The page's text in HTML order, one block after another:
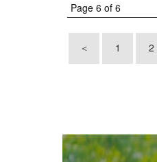
Page 6 of 6
＜ 1 2